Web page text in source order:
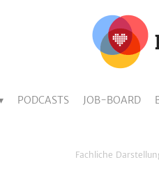
PODCASTS JOB-BOARD
Fachliche